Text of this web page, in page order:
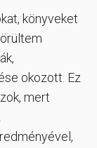
könyveket
okozott. Ez
mert